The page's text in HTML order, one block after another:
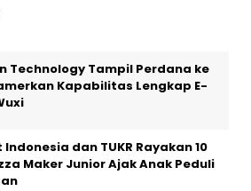
Technology Tampil Perdana ke
Kapabilitas Lengkap E-
Indonesia dan TUKR Rayakan 10
Maker Junior Ajak Anak Peduli